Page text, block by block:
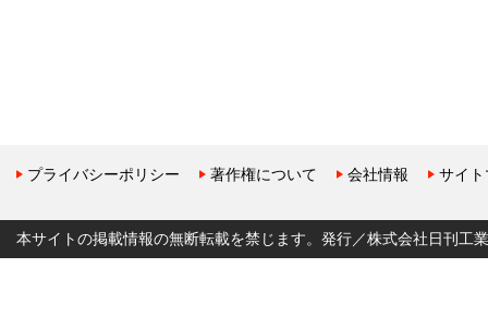
プライバシーポリシー 著作権について 会社情報 サイ
本サイトの掲載情報の無断転載を禁じます。発行／株式会社日刊